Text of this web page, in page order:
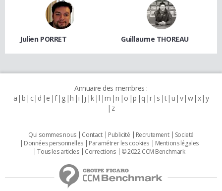
Julien PORRET Guillaume THOREAU
Annuaire des membres :
a b c d e f g h i j k l m n o p q r s t u v w x y
z
Qui sommes nous Contact Publicité Recrutement
Societé
Données personnelles
Paramétrer les cookies
Mentions légales
Tous les articles
Corrections © 2022 CCM Benchmark